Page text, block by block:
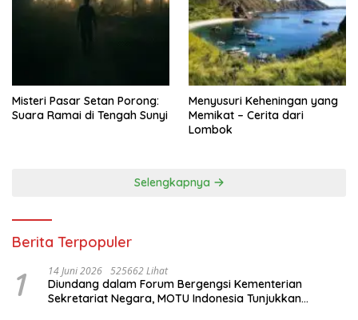
Misteri Pasar Setan Porong:
Suara Ramai di Tengah Sunyi
Menyusuri Keheningan yang
Memikat – Cerita dari
Lombok
Selengkapnya
Berita Terpopuler
1 14 Juni 2026 525662 Lihat
Diundang dalam Forum Bergengsi Kementerian
Sekretariat Negara, MOTU Indonesia Tunjukkan